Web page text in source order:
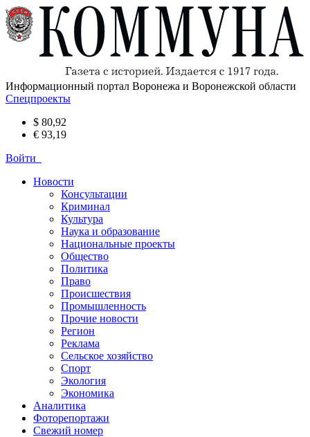
Информационный портал Воронежа и Воронежской области
Спецпроекты
$ 80,92
€ 93,19
Войти
Новости
Консультации
Криминал
Культура
Наука и образование
Национальные проекты
Общество
Политика
Право
Происшествия
Промышленность
Прочие новости
Регион
Реклама
Сельское хозяйство
Спорт
Экология
Экономика
Аналитика
Фоторепортажи
Свежий номер